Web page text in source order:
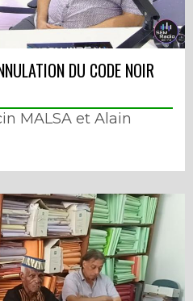
DU CODE NOIR
MALSA et Alain